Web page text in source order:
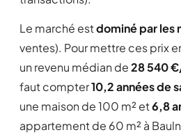
Le marché estdominé par les
ventes). Pour mettre ces prix
un revenu médian de28 540
faut compter10,2 années de
une maison de 100 m² et6,8
appartement de 60 m² à